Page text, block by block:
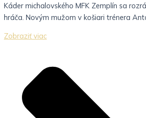
Káder michalovského MFK Zemplín sa
hráča. Novým mužom v košiari trénera
Zobraziť viac